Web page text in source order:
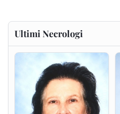
Francesca Anna Pirina
ved. Pileri
6 agosto 2026